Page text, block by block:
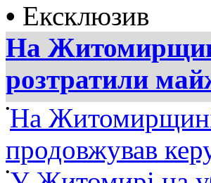
• Ексклюзив
На Житомирщині
розтратили
•На Житомирщині
продовжував
•